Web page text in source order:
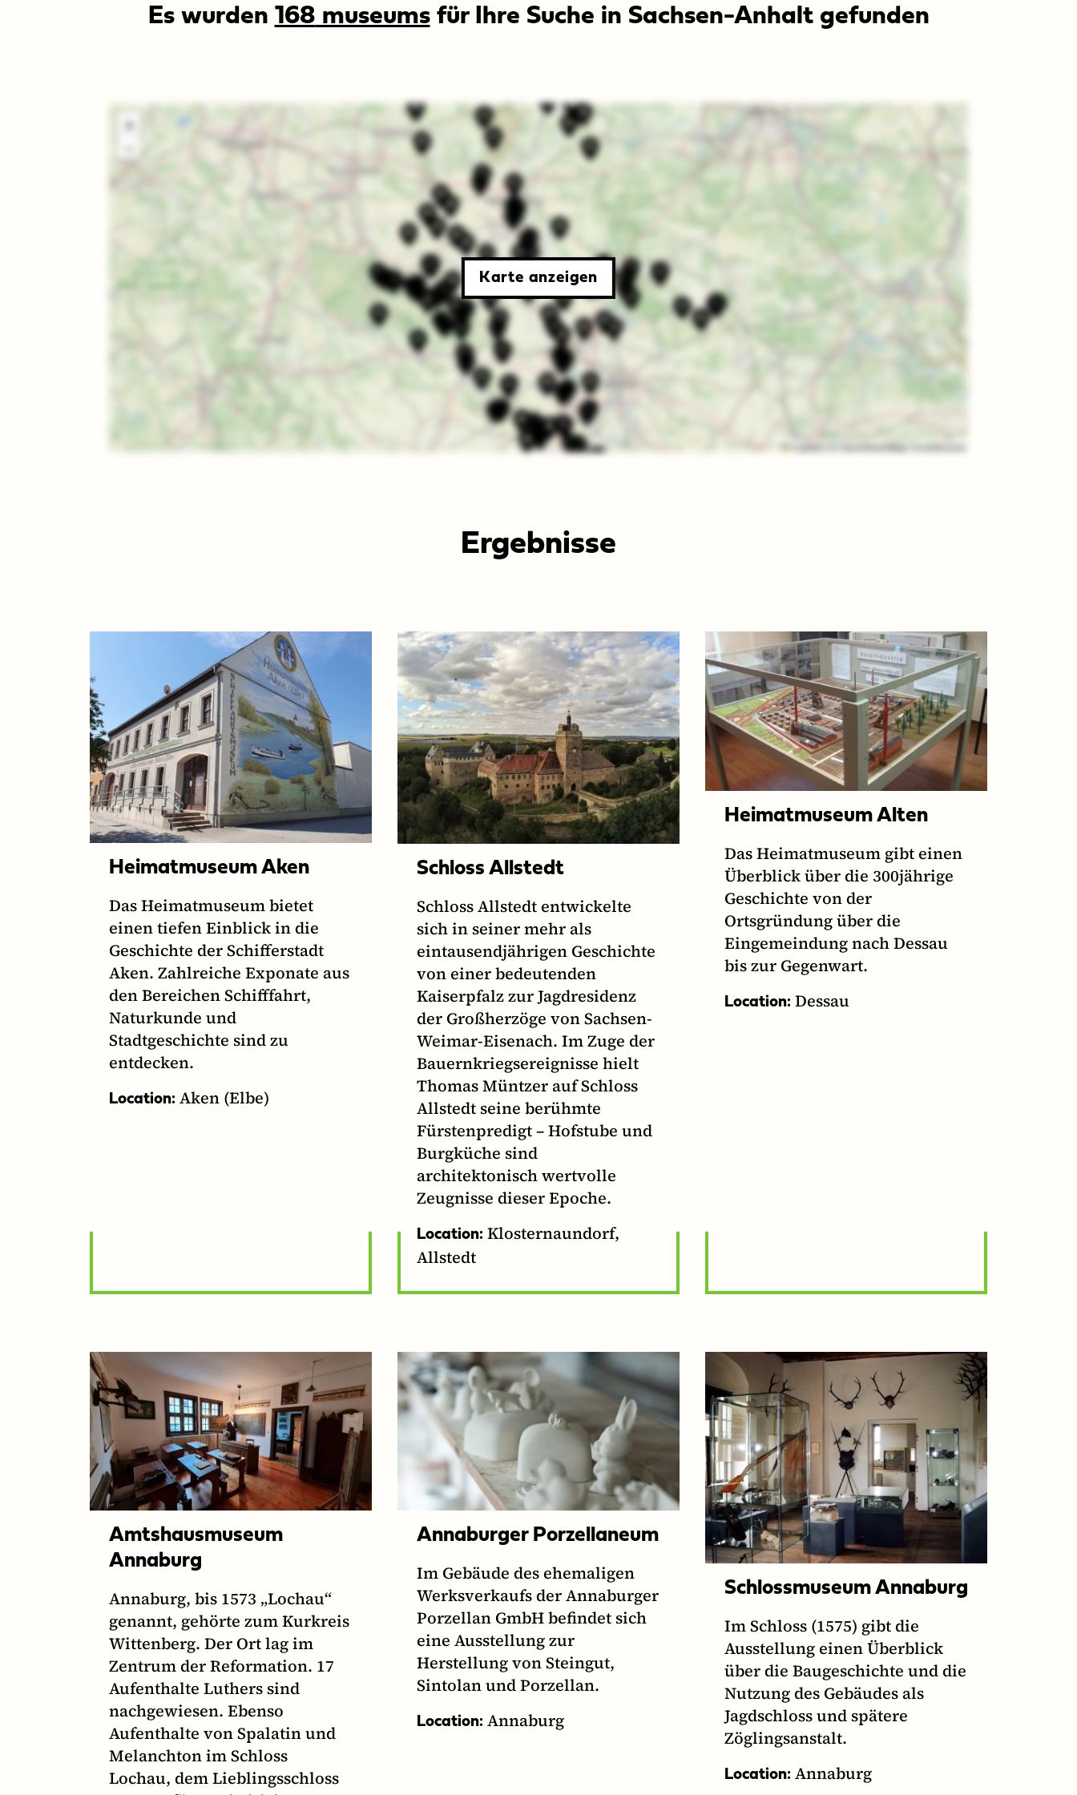
Es wurden 168 museumsfür Ihre Suche in Sachsen-Anhalt gefunden
Karte
aller
im
Museumsverband
Sachsen-
Karte anzeigen
Ergebnisse
Heimatmuseum Aken
Das Heimatmuseum bietet
einen tiefen Einblick in die
Geschichte der Schifferstadt
Aken. Zahlreiche Exponate aus
den Bereichen Schifffahrt,
Naturkunde und
Stadtgeschichte sind zu
entdecken.
Location: Aken (Elbe)
Schloss Allstedt
Schloss Allstedt entwickelte
sich in seiner mehr als
eintausendjährigen Geschichte
von einer bedeutenden
Kaiserpfalz zur Jagdresidenz
der Großherzöge von Sachsen-
Weimar-Eisenach. Im Zuge der
Bauernkriegsereignisse hielt
Thomas Müntzer auf Schloss
Allstedt seine berühmte
Fürstenpredigt – Hofstube und
Burgküche sind
architektonisch wertvolle
Zeugnisse dieser Epoche.
Location: Klosternaundorf,
Allstedt
Heimatmuseum Alten
Das Heimatmuseum gibt einen
Überblick über die 300jährige
Geschichte von der
Ortsgründung über die
Eingemeindung nach Dessau
bis zur Gegenwart.
Location: Dessau
Amtshausmuseum
Annaburg
Annaburg, bis 1573 „Lochau“
genannt, gehörte zum Kurkreis
Wittenberg. Der Ort lag im
Zentrum der Reformation. 17
Aufenthalte Luthers sind
nachgewiesen. Ebenso
Aufenthalte von Spalatin und
Melanchton im Schloss
Lochau, dem Lieblingsschloss
Annaburger Porzellaneum
Im Gebäude des ehemaligen
Werksverkaufs der Annaburger
Porzellan GmbH befindet sich
eine Ausstellung zur
Herstellung von Steingut,
Sintolan und Porzellan.
Location: Annaburg
Schlossmuseum Annaburg
Im Schloss (1575) gibt die
Ausstellung einen Überblick
über die Baugeschichte und die
Nutzung des Gebäudes als
Jagdschloss und spätere
Zöglingsanstalt.
Location: Annaburg